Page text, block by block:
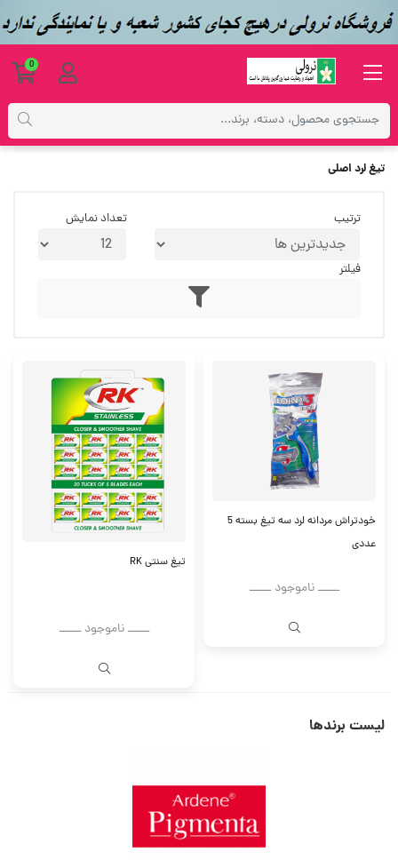
تیغ لرد اصلی
ترتیب تعداد نمایش
فیلتر
خودتراش مردانه لرد سه تیغ بسته 5
عددی
ــــــ ناموجود ــــــ
تیغ سنتی RK
ــــــ ناموجود ــــــ
لیست برندها
0